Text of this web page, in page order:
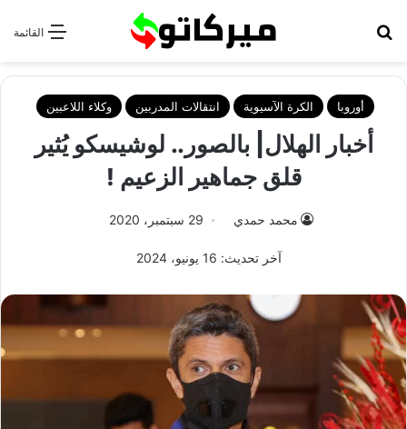
القائمة
أوروبا الكرة الآسيوية انتقالات المدربين وكلاء اللاعبين
أخبار الهلال| بالصور.. لوشيسكو يُثير
قلق جماهير الزعيم !
محمد حمدي 29 سبتمبر، 2020
آخر تحديث: 16 يونيو، 2024